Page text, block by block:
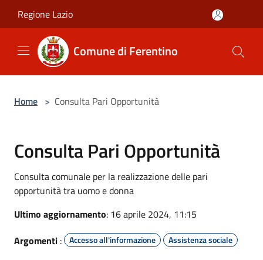
Regione Lazio
Comune di Ferentino
Home > Consulta Pari Opportunità
Consulta Pari Opportunità
Consulta comunale per la realizzazione delle pari
opportunità tra uomo e donna
Ultimo aggiornamento: 16 aprile 2024, 11:15
Argomenti : Accesso all'informazione Assistenza sociale